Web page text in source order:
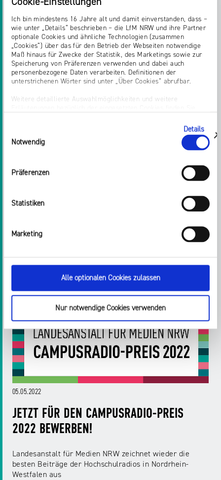
Ich bin mindestens 16 Jahre alt und damit einverstanden, dass –
wie unter „Details“ beschrieben – die LfM NRW und ihre Partner
optionale Cookies und ähnliche Technologien (zusammen
„Cookies“) über das für den Betrieb der Webseiten notwendige
Maß hinaus für Zwecke der Statistik, des Marketings sowie zur
Speicherung von Präferenzen verwenden und dabei auch
personenbezogene Daten verarbeiten. Definitionen der
unterstrichenen Wörter sind unter „Über Cookies“ abrufbar.
Weitere detaillierte Auswahlmöglichkeiten und weitere
„Einwilligung ändern“ in der Datenschutzerklärung aufgerufen
werden. Dort können Sie auch Ihre Einwilligung jederzeit mit
Wirkung für die Zukunft widerrufen. Die vollständige Ablehnung
optionaler Cookies erfolgt über den Button „Nur notwendige
Notwendig
Präferenzen
Statistiken
Marketing
Details
zeigen
Alle optionalen Cookies zulassen
Nur notwendige Cookies verwenden
WAHLMANIPULATION DURCH
Zahlen zu Desinformation und politischer Werbung
05.05.2022
JETZT FÜR DEN CAMPUSRADIO-PREIS
2022 BEWERBEN!
Landesanstalt für Medien NRW zeichnet wieder die
besten Beiträge der Hochschulradios in Nordrhein-
Westfalen aus